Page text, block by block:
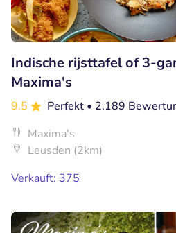
Indische rijsttafel of 3-
Maxima's
9.5 Perfekt • 2.189
Maxima's
Leusden (2km)
Verkauft: 375